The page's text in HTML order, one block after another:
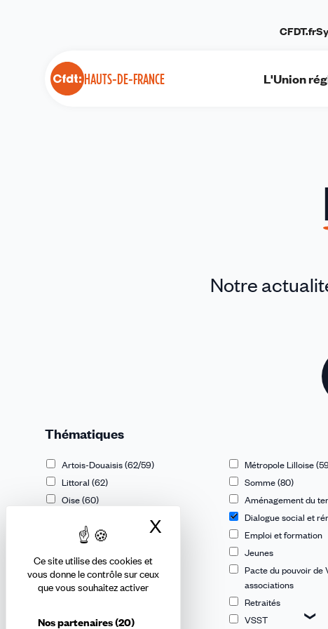
Ce site utilise des cookies et
vous donne le contrôle sur ceux
que vous souhaitez activer
Nos partenaires(20)
X Masquer le
HAUTS-DE-FRANCE
CFDT.fr
L'Union
Notre
Thématiques
Artois-Douaisis (62/59) Métropole Lilloise
Littoral (62)
Somme (80)
Oise (60)
Aménagement du
Dialogue social et
Égalité Femmes-Hommes
Emploi et formation
Jeunes
Logement et cadre de vie
Pacte du pouvoir de
associations
Retraités
Vie au travail
VSST